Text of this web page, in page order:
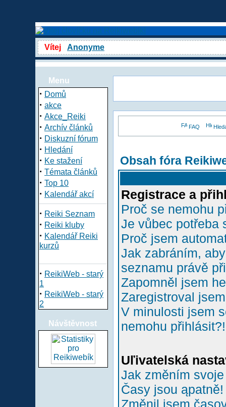
Vítej Anonyme
Menu
· Domů
· akce
· Akce_Reiki
· Archív článků
· Diskuzní fórum
· Hledání
· Ke stažení
· Témata článků
· Top 10
· Kalendář akcí
· Reiki Seznam
· Reiki kluby
· Kalendář Reiki
kurzů
· ReikiWeb - starý
1
· ReikiWeb - starý
2
Návštěvnost
FAQ
Obsah fóra
Registrace a
Proč se nemohu
Je vůbec potřeba
Proč jsem
Jak zabráním,
seznamu právě
Zapomněl jsem
Zaregistroval
V minulosti jsem
nemohu přihlásit?!
Uľivatelská
Jak změním
Časy jsou ąpatně!
Změnil jsem